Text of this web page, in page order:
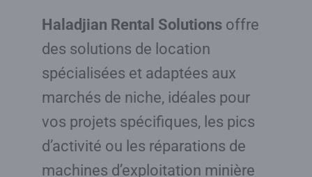
Haladjian Rental Solutions offre
des solutions de location
spécialisées et adaptées aux
marchés de niche, idéales pour
vos projets spécifiques, les pics
d’activité ou les réparations de
machines d’exploitation minière